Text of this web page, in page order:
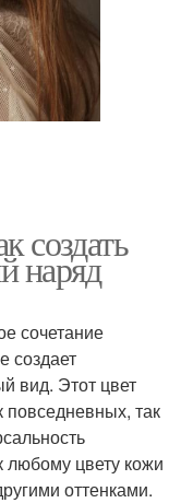
создать
наряд
сочетание
создает
вид. Этот цвет
повседневных, так
любому цвету кожи
оттенками.